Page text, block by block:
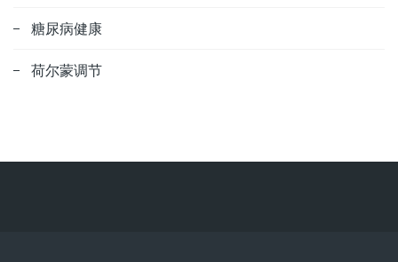
糖尿病健康
荷尔蒙调节